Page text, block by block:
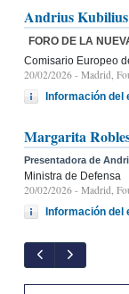
Andrius Kubilius
FORO DE LA
Comisario Europeo
20/02/2026 - Madrid,
Información del
Margarita
Presentadora de
Ministra de Defensa
20/02/2026 - Madrid,
Información del